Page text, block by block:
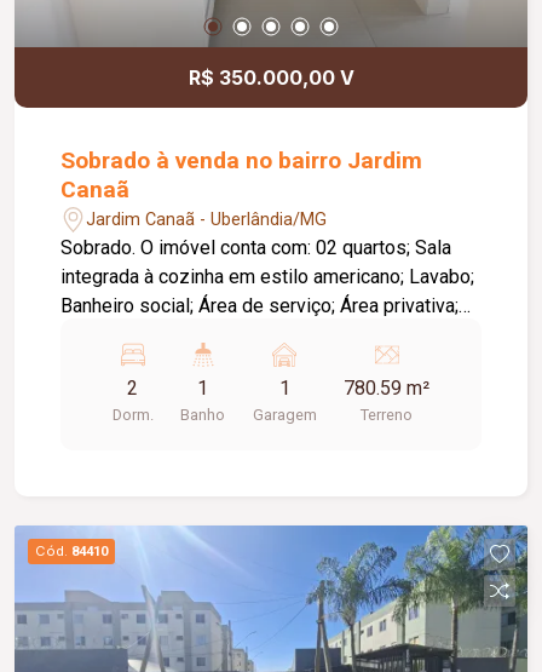
R$ 350.000,00 V
Sobrado à venda no bairro Jardim
Canaã
Jardim Canaã - Uberlândia/MG
Sobrado. O imóvel conta com: 02 quartos; Sala
integrada à cozinha em estilo americano; Lavabo;
Banheiro social; Área de serviço; Área privativa;
revestimento em pedra andorinha; Móveis
planejados na cozinha e no lavabo inclusos;
Painel de TV na sala; Ótima localização, próxima
2
Dorm.
1
Banho
1
Garagem
780.59 m²
Terreno
Cód. 84410